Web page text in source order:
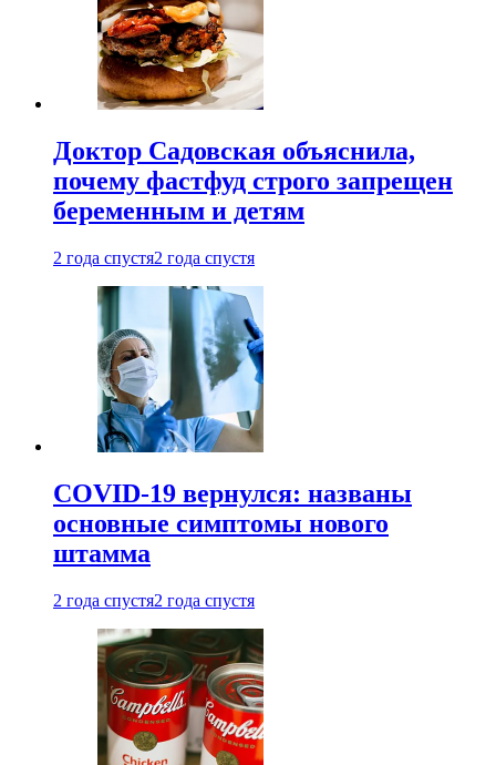
Доктор Садовская объяснила,
почему фастфуд строго запрещен
беременным и детям
2 года спустя2 года спустя
COVID-19 вернулся: названы
основные симптомы нового
штамма
2 года спустя2 года спустя